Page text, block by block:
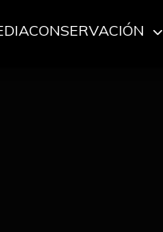
CONSERVACIÓN